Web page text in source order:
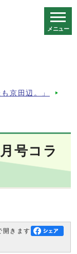
メニュー
京田辺。」
号コラ
開きます